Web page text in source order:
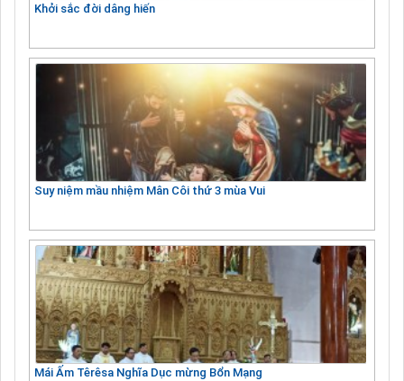
Khởi sắc đời dâng hiến
Suy niệm mầu nhiệm Mân Côi thứ 3 mùa Vui
Mái Ấm Têrêsa Nghĩa Dục mừng Bổn Mạng